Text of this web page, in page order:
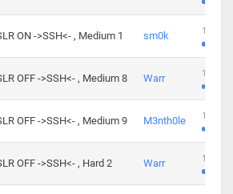
ON ->SSH<- , Medium 1 sm0k 139
OFF ->SSH<- , Medium 8 Warr 112
OFF ->SSH<- , Medium 9 M3nth0le 100
OFF ->SSH<- , Hard 2 Warr 176